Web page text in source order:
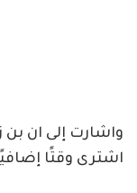
واشارت إلى ان ‏بن
اشترى وقتًا